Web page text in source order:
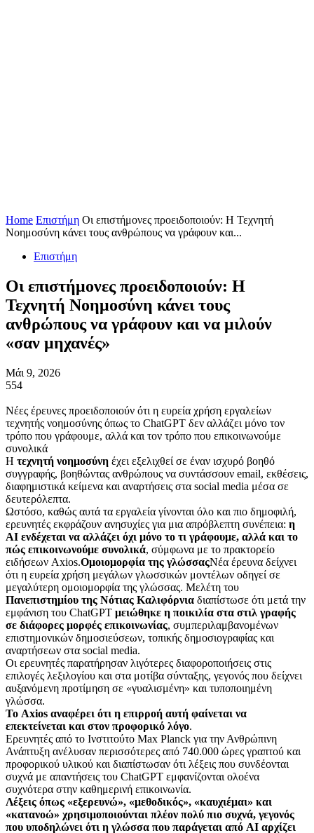
Home Επιστήμη Οι επιστήμονες προειδοποιούν: Η Τεχνητή
Νοημοσύνη κάνει τους ανθρώπους να γράφουν και...
Επιστήμη
Οι επιστήμονες προειδοποιούν: Η
Τεχνητή Νοημοσύνη κάνει τους
ανθρώπους να γράφουν και να μιλούν
«σαν μηχανές»
Μάι 9, 2026
554
Νέες έρευνες προειδοποιούν ότι η ευρεία χρήση εργαλείων
τεχνητής νοημοσύνης όπως το ChatGPT δεν αλλάζει μόνο τον
τρόπο που γράφουμε, αλλά και τον τρόπο που επικοινωνούμε
συνολικά
Η τεχνητή νοημοσύνη έχει εξελιχθεί σε έναν ισχυρό βοηθό
συγγραφής, βοηθώντας ανθρώπους να συντάσσουν email, εκθέσεις,
διαφημιστικά κείμενα και αναρτήσεις στα social media μέσα σε
δευτερόλεπτα.
Ωστόσο, καθώς αυτά τα εργαλεία γίνονται όλο και πιο δημοφιλή,
ερευνητές εκφράζουν ανησυχίες για μια απρόβλεπτη συνέπεια: η
AI ενδέχεται να αλλάζει όχι μόνο το τι γράφουμε, αλλά και το
πώς επικοινωνούμε συνολικά, σύμφωνα με το πρακτορείο
ειδήσεων Axios.Ομοιομορφία της γλώσσαςΝέα έρευνα δείχνει
ότι η ευρεία χρήση μεγάλων γλωσσικών μοντέλων οδηγεί σε
μεγαλύτερη ομοιομορφία της γλώσσας. Μελέτη του
Πανεπιστημίου της Νότιας Καλιφόρνια διαπίστωσε ότι μετά την
εμφάνιση του ChatGPT μειώθηκε η ποικιλία στα στιλ γραφής
σε διάφορες μορφές επικοινωνίας, συμπεριλαμβανομένων
επιστημονικών δημοσιεύσεων, τοπικής δημοσιογραφίας και
αναρτήσεων στα social media.
Οι ερευνητές παρατήρησαν λιγότερες διαφοροποιήσεις στις
επιλογές λεξιλογίου και στα μοτίβα σύνταξης, γεγονός που δείχνει
αυξανόμενη προτίμηση σε «γυαλισμένη» και τυποποιημένη
γλώσσα.
Το Axios αναφέρει ότι η επιρροή αυτή φαίνεται να
επεκτείνεται και στον προφορικό λόγο.
Ερευνητές από το Ινστιτούτο Max Planck για την Ανθρώπινη
Ανάπτυξη ανέλυσαν περισσότερες από 740.000 ώρες γραπτού και
προφορικού υλικού και διαπίστωσαν ότι λέξεις που συνδέονται
συχνά με απαντήσεις του ChatGPT εμφανίζονται ολοένα
συχνότερα στην καθημερινή επικοινωνία.
Λέξεις όπως «εξερευνώ», «μεθοδικός», «καυχιέμαι» και
«κατανοώ» χρησιμοποιούνται πλέον πολύ πιο συχνά, γεγονός
που υποδηλώνει ότι η γλώσσα που παράγεται από AI αρχίζει